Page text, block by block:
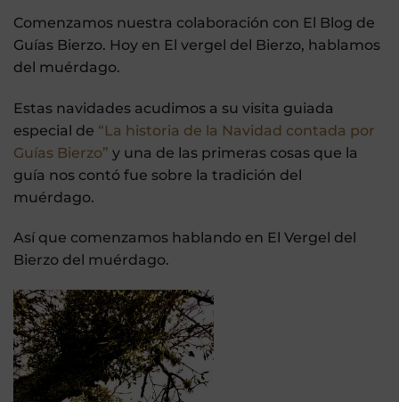
Comenzamos nuestra colaboración con El Blog de
Guías Bierzo. Hoy en El vergel del Bierzo, hablamos
del muérdago.
Estas navidades acudimos a su visita guiada
especial de “La historia de la Navidad contada por
Guías Bierzo” y una de las primeras cosas que la
guía nos contó fue sobre la tradición del
muérdago.
Así que comenzamos hablando en El Vergel del
Bierzo del muérdago.